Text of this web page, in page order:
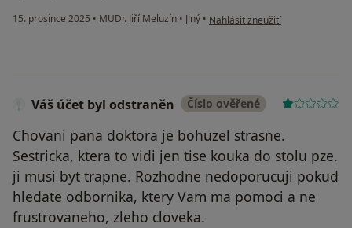
15. prosince 2025 • MUDr. Jiří Meluzín • Jiný • podle názoru uživatele Jana H.
Nahlásit zneužití
Váš účet byl odstraněn Číslo ověřené
Chovani pana doktora je bohuzel strasne.
Sestricka, ktera to vidi jen tise kouka do stolu pze.
ji musi byt trapne. Rozhodne nedoporucuji pokud
hledate odbornika, ktery Vam ma pomoci a ne
frustrovaneho, zleho cloveka.